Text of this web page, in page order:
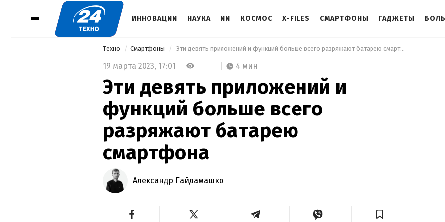
ИННОВАЦИИ НАУКА ИИ КОСМОС X-FILES СМАРТФОНЫ ГАДЖЕТЫ
Техно Смартфоны Эти девять приложений и функций больше всего разряжают батарею смартфона
19 марта 2023, 17:01 4 мин
Эти девять приложений и
функций больше всего
разряжают батарею
смартфона
Александр Гайдамашко